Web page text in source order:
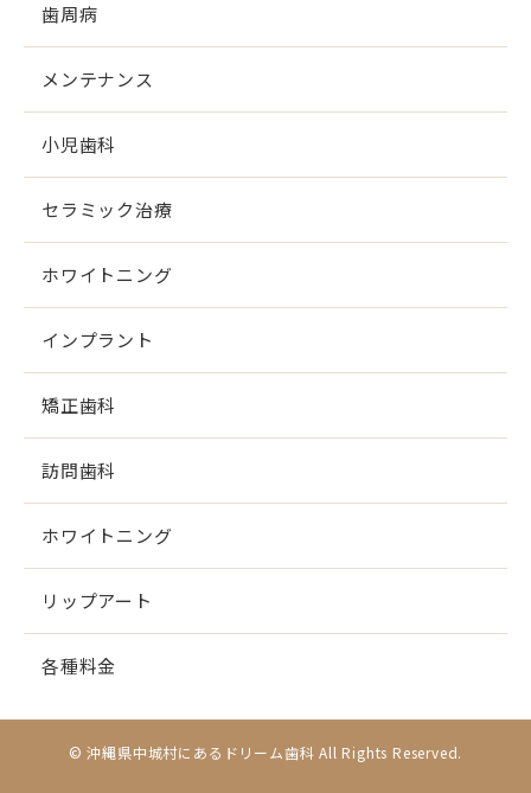
歯周病
メンテナンス
小児歯科
セラミック治療
ホワイトニング
インプラント
矯正歯科
訪問歯科
ホワイトニング
リップアート
各種料金
© 沖縄県中城村にあるドリーム歯科 All Rights Reserved.